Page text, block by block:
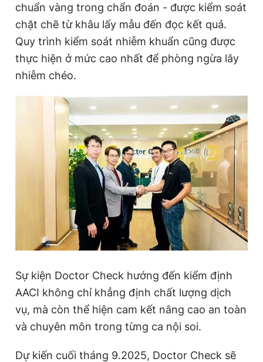
chuẩn vàng trong chẩn đoán - được kiểm soát
chặt chẽ từ khâu lấy mẫu đến đọc kết quả.
Quy trình kiểm soát nhiễm khuẩn cũng được
thực hiện ở mức cao nhất để phòng ngừa lây
nhiễm chéo.
Sự kiện Doctor Check hướng đến kiểm định
AACI không chỉ khẳng định chất lượng dịch
vụ, mà còn thể hiện cam kết nâng cao an toàn
và chuyên môn trong từng ca nội soi.
Dự kiến cuối tháng 9.2025, Doctor Check sẽ